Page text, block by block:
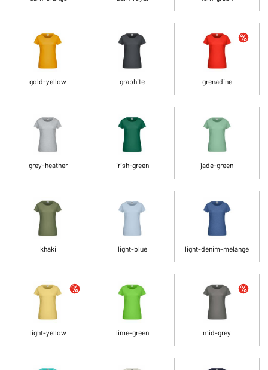
gold-yellow graphite grenadine
grey-heather irish-green jade-green
khaki light-blue light-denim-melange
light-yellow lime-green mid-grey